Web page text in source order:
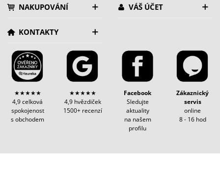
NAKUPOVÁNÍ VÁŠ ÚČET
KONTAKTY
★★★★★
4,9 celková
spokojenost
s obchodem
★★★★★
4,9 hvězdiček
1500+ recenzí
Facebook
Sledujte
aktuality
na našem
profilu
Zákaznický
servis
online
8 - 16 hod